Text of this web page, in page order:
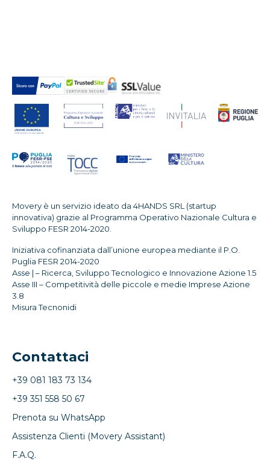
Movery è un servizio ideato da 4HANDS SRL (startup
innovativa) grazie al Programma Operativo Nazionale Cultura e
Sviluppo FESR 2014-2020.
Iniziativa cofinanziata dall’unione europea mediante il P.O.
Puglia FESR 2014-2020
Asse | – Ricerca, Sviluppo Tecnologico e Innovazione Azione 1.5
Asse III – Competitività delle piccole e medie Imprese Azione
3.8
Misura Tecnonidi
Contattaci
+39 081 183 73 134
+39 351 558 50 67
Prenota su WhatsApp
Assistenza Clienti (Movery Assistant)
F.A.Q.